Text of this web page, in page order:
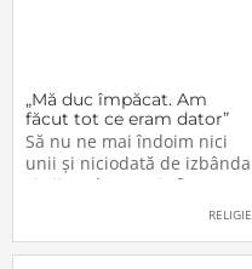
„Mă duc împăcat. Am
făcut tot ce eram dator”
Să nu ne mai îndoim nici
unii şi niciodată de izbânda
şi viitorul acestei sfinte
mai putea desfiinţa.
RELIGIE